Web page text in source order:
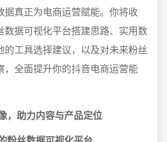
据真正为电商运营赋能。你将收
数据可视化平台搭建思路、实用数
的工具选择建议，以及对未来粉丝
，全面提升你的抖音电商运营能
，助力内容与产品定位